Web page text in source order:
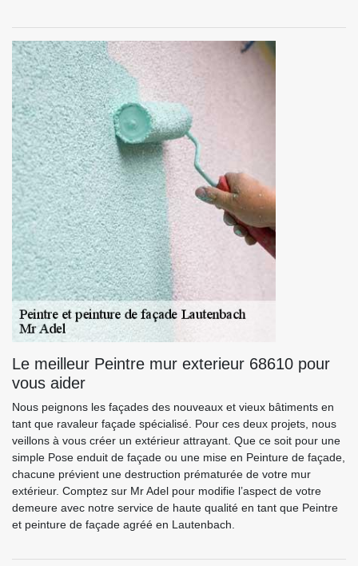
Le meilleur Peintre mur exterieur 68610 pour
vous aider
Nous peignons les façades des nouveaux et vieux bâtiments en
tant que ravaleur façade spécialisé. Pour ces deux projets, nous
veillons à vous créer un extérieur attrayant. Que ce soit pour une
simple Pose enduit de façade ou une mise en Peinture de façade,
chacune prévient une destruction prématurée de votre mur
extérieur. Comptez sur Mr Adel pour modifie l’aspect de votre
demeure avec notre service de haute qualité en tant que Peintre
et peinture de façade agréé en Lautenbach.